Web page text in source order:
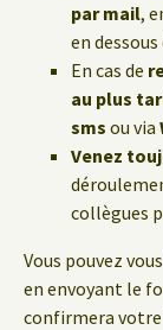
par mail,
en
En cas de
au plus
sms ou via
Venez
collègues
Vous pouvez
en envoyant le
confirmera